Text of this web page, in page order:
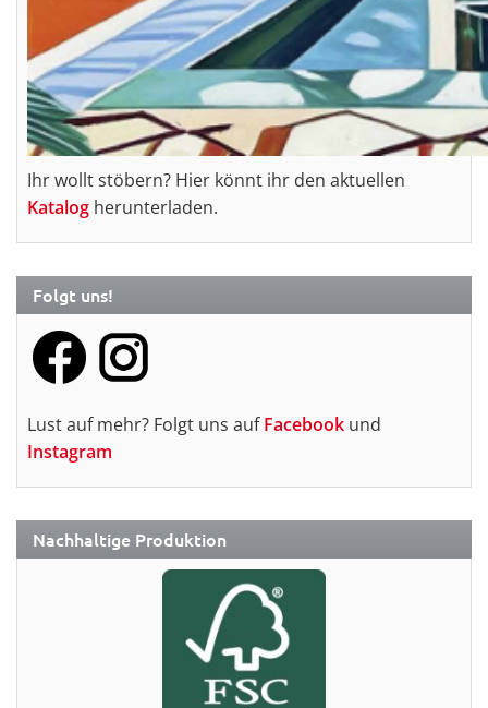
Ihr wollt stöbern? Hier könnt ihr den aktuellen
Katalog herunterladen.
Folgt uns!
Lust auf mehr? Folgt uns aufFacebook und
Instagram
Nachhaltige Produktion